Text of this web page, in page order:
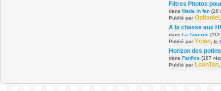
Filtres Photos
dans Made in fan (10
Publié par Ophaniel
A la chasse aux
dans La Taverne
Publié par Ycien le
Horizon des potins
dans Fanfics (107
Publié par LoanTan